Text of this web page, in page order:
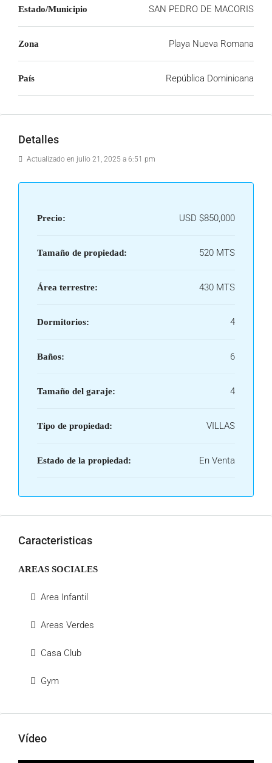
Estado/Municipio SAN PEDRO DE MACORIS
Zona Playa Nueva Romana
País República Dominicana
Detalles
Actualizado en julio 21, 2025 a 6:51 pm
Precio: USD $850,000
Tamaño de propiedad: 520 MTS
Área terrestre: 430 MTS
Dormitorios: 4
Baños: 6
Tamaño del garaje: 4
Tipo de propiedad: VILLAS
Estado de la propiedad: En Venta
Caracteristicas
AREAS SOCIALES
Area Infantil
Areas Verdes
Casa Club
Gym
Vídeo